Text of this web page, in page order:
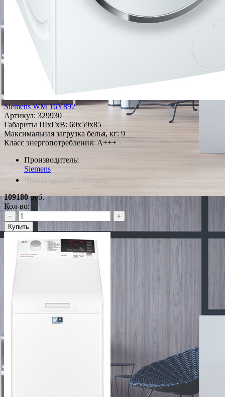
Siemens WM 16Y892
Артикул: 329930
Габариты ШxГxВ: 60x59x85
Максимальная загрузка белья, кг: 9
Класс энергопотребления: A+++
Производитель:
Siemens
*Наличие уточняйте у менеджера
109180руб.
Кол-во:
−
+
Купить